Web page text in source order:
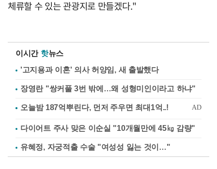
체류할 수 있는 관광지로 만들겠다."
이시간 핫뉴스
'고지용과 이혼' 의사 허양임, 새 출발했다
장영란 "쌍커풀 3번 밖에…왜 성형미인이라고 하냐"
다이어트 주사 맞은 이순실 "10개월만에 45㎏ 감량"
유혜정, 자궁적출 수술 "여성성 잃는 것이…"